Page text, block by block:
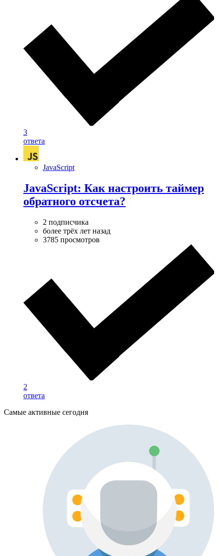
3
ответа
JavaScript
JavaScript: Как настроить таймер
обратного отсчета?
2 подписчика
более трёх лет назад
3785 просмотров
2
ответа
Самые активные сегодня